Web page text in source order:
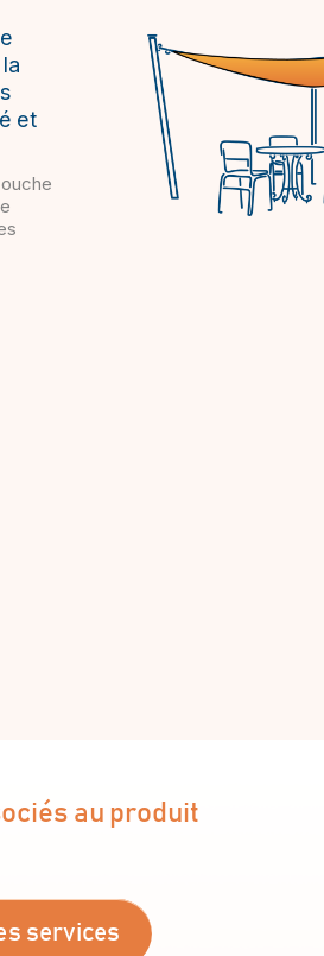
et
au produit
services